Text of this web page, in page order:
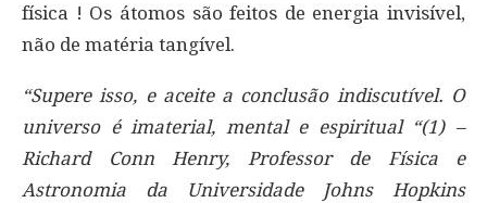
física ! Os átomos são feitos de energia invisível,
não de matéria tangível.
“Supere isso, e aceite a conclusão indiscutível. O
universo é imaterial, mental e espiritual “(1) –
Richard Conn Henry, Professor de Física e
Astronomia da Universidade Johns Hopkins